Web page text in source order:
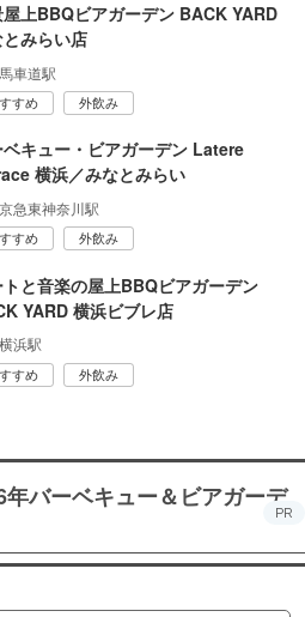
上BBQビアガーデン BACK YARD
みらい店
馬車道駅
すめ 外飲み
キュー・ビアガーデン Latere
横浜／みなとみらい
京急東神奈川駅
すめ 外飲み
トと音楽の屋上BBQビアガーデン
YARD 横浜ビブレ店
横浜駅
すめ 外飲み
バーベキュー＆ビアガーデ
PR